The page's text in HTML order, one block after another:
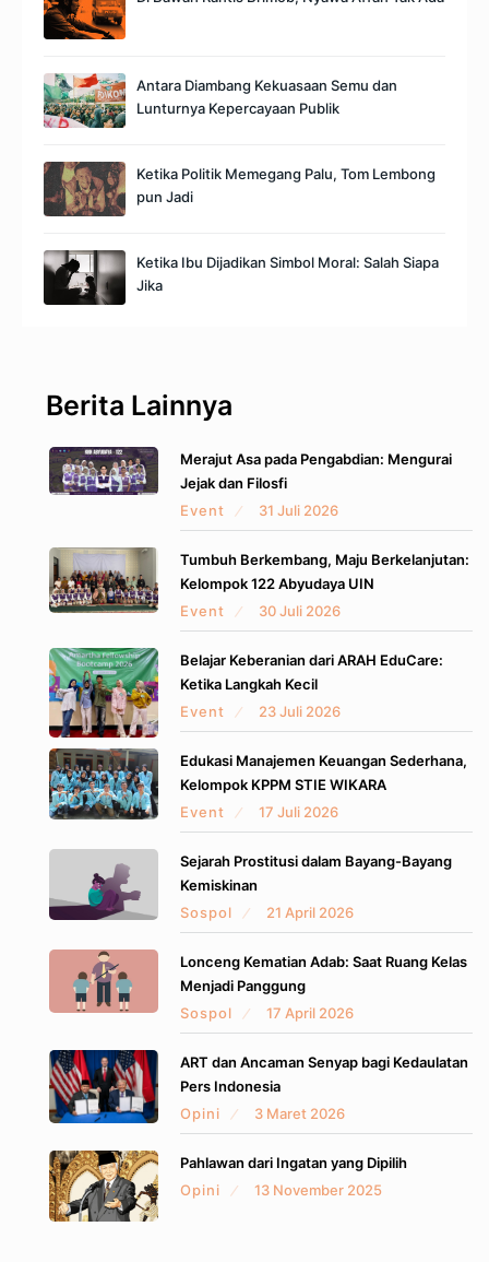
Antara Diambang Kekuasaan Semu dan
Lunturnya Kepercayaan Publik
Ketika Politik Memegang Palu, Tom Lembong
pun Jadi
Ketika Ibu Dijadikan Simbol Moral: Salah Siapa
Jika
Berita Lainnya
Merajut Asa pada Pengabdian: Mengurai
Jejak dan Filosfi
Event
31 Juli 2026
Tumbuh Berkembang, Maju Berkelanjutan:
Kelompok 122 Abyudaya UIN
Event
30 Juli 2026
Belajar Keberanian dari ARAH EduCare:
Ketika Langkah Kecil
Event
23 Juli 2026
Edukasi Manajemen Keuangan Sederhana,
Kelompok KPPM STIE WIKARA
Event
17 Juli 2026
Sejarah Prostitusi dalam Bayang-Bayang
Kemiskinan
Sospol
21 April 2026
Lonceng Kematian Adab: Saat Ruang Kelas
Menjadi Panggung
Sospol
17 April 2026
ART dan Ancaman Senyap bagi Kedaulatan
Pers Indonesia
Opini
3 Maret 2026
Pahlawan dari Ingatan yang Dipilih
Opini
13 November 2025